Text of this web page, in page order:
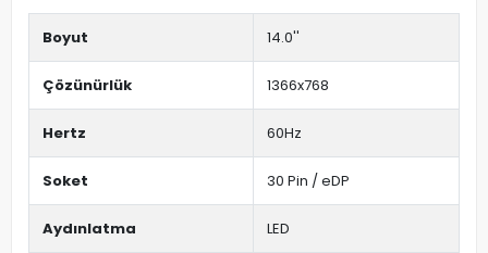
Boyut 14.0''
Çözünürlük 1366x768
Hertz 60Hz
Soket 30 Pin / eDP
Aydınlatma LED